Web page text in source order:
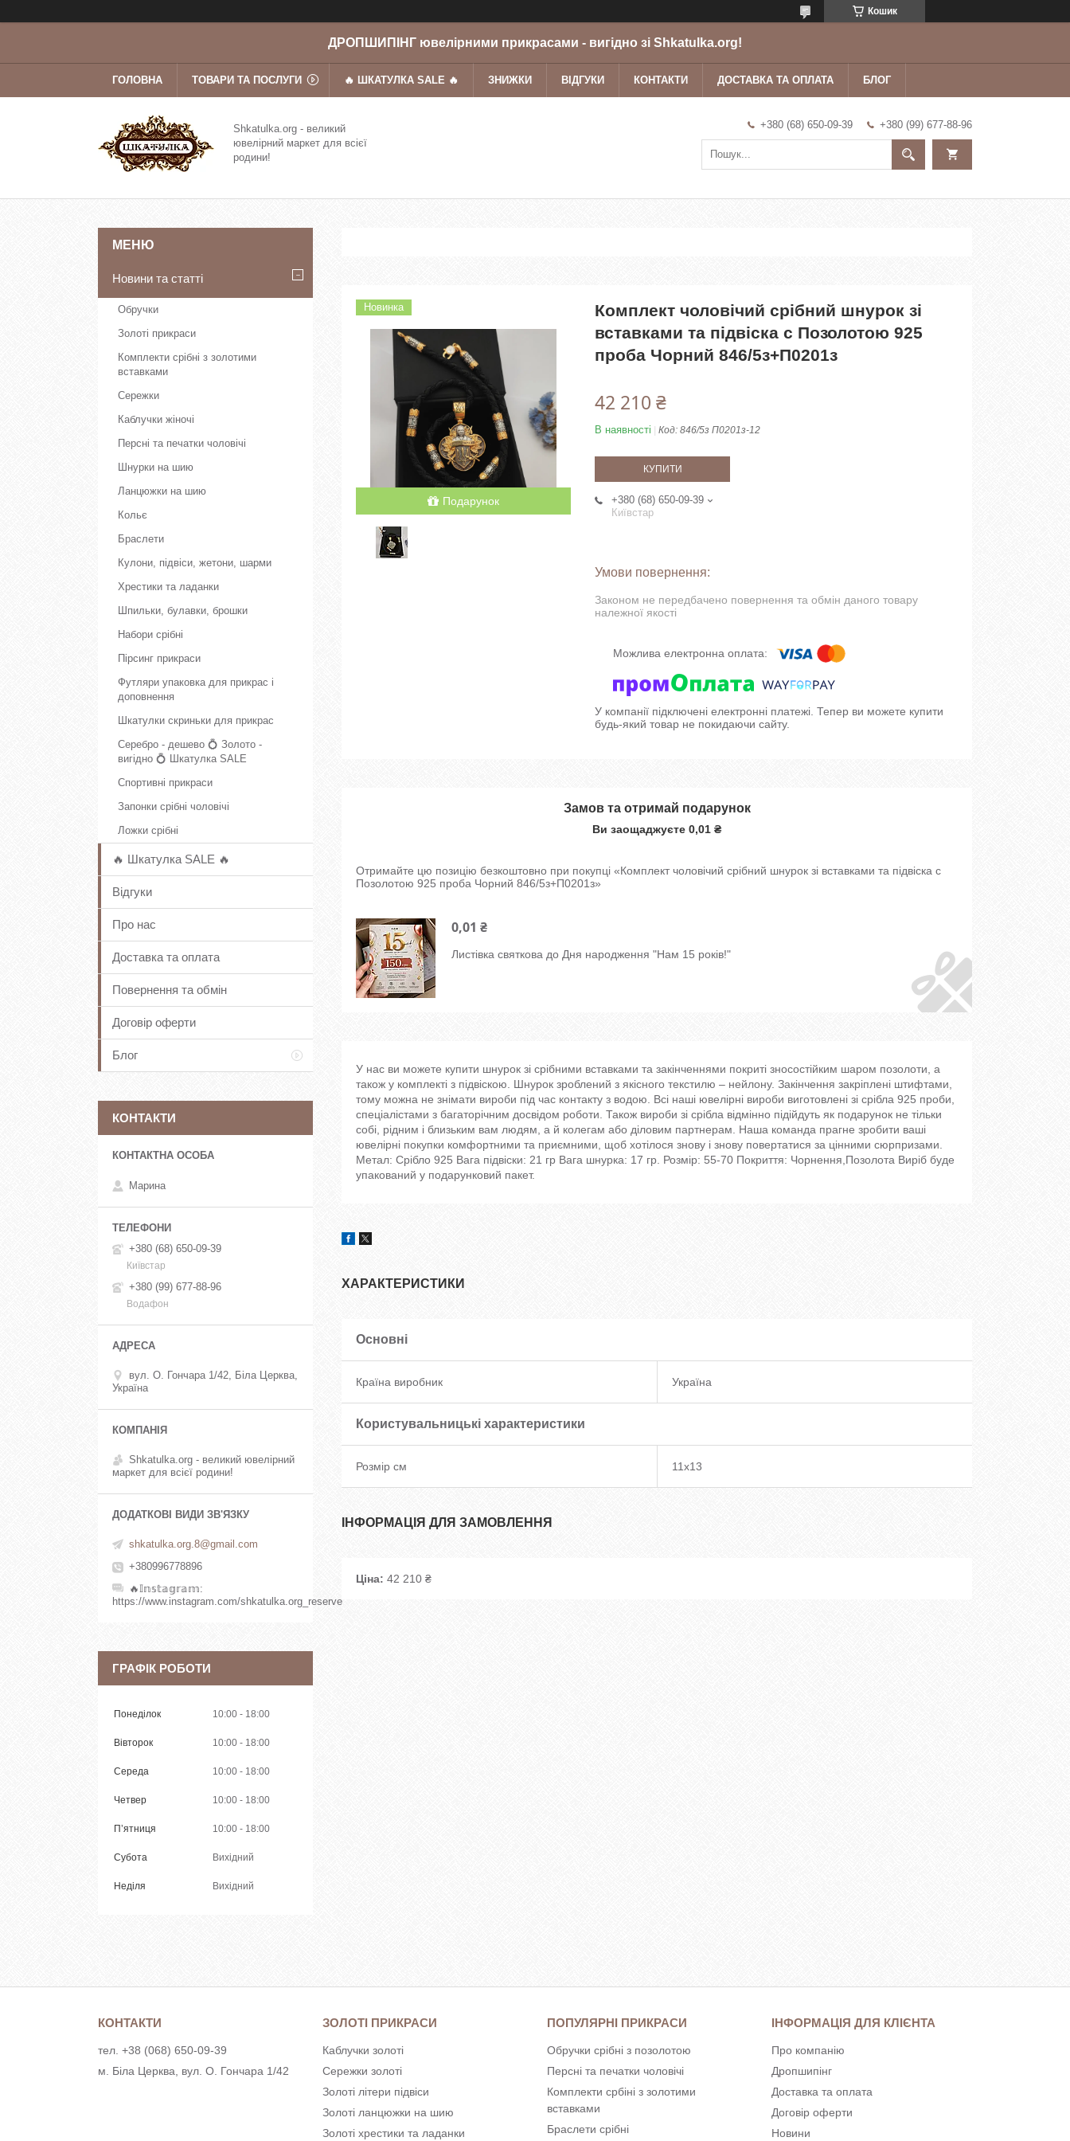
Кошик
ДРОПШИПІНГ ювелірними прикрасами - вигідно зі Shkatulka.org!
ГОЛОВНА ТОВАРИ ТА ПОСЛУГИ 🔥 ШКАТУЛКА SALE 🔥 ЗНИЖКИ ВІДГУКИ КОНТАКТИ ДОСТАВКА ТА ОПЛАТА БЛОГ
Shkatulka.org - великий
ювелірний маркет для всієї
родини!
+380 (68) 650-09-39 +380 (99) 677-88-96
Подарунок
Новинка
Комплект чоловічий срібний шнурок зі
вставками та підвіска c Позолотою 925
проба Чорний 846/5з+П0201з
42 210 ₴
В наявності Код: 846/5з П0201з-12
КУПИТИ
+380 (68) 650-09-39
Київстар
Законом не передбачено повернення та обмін даного товару
належної якості
У компанії підключені електронні платежі. Тепер ви можете купити
будь-який товар не покидаючи сайту.
Замов та отримай подарунок
Ви заощаджуєте 0,01 ₴
Отримайте цю позицію безкоштовно при покупці «Комплект чоловічий срібний шнурок зі вставками та підвіска c
Позолотою 925 проба Чорний 846/5з+П0201з»
0,01 ₴
Листівка святкова до Дня народження "Нам 15 років!"
У нас ви можете купити шнурок зі срібними вставками та закінченнями покриті зносостійким шаром позолоти, а
також у комплекті з підвіскою. Шнурок зроблений з якісного текстилю – нейлону. Закінчення закріплені штифтами,
тому можна не знімати вироби під час контакту з водою. Всі наші ювелірні вироби виготовлені зі срібла 925 проби,
спеціалістами з багаторічним досвідом роботи. Також вироби зі срібла відмінно підійдуть як подарунок не тільки
собі, рідним і близьким вам людям, а й колегам або діловим партнерам. Наша команда прагне зробити ваші
ювелірні покупки комфортними та приємними, щоб хотілося знову і знову повертатися за цінними сюрпризами.
Метал: Срібло 925 Вага підвіски: 21 гр Вага шнурка: 17 гр. Розмір: 55-70 Покриття: Чорнення,Позолота Виріб буде
упакований у подарунковий пакет.
ХАРАКТЕРИСТИКИ
Основні
Країна виробник Україна
Користувальницькі характеристики
Розмір см 11х13
ІНФОРМАЦІЯ ДЛЯ ЗАМОВЛЕННЯ
Ціна: 42 210 ₴
Новини та статті
Обручки
Золоті прикраси
Комплекти срібні з золотими
вставками
Сережки
Каблучки жіночі
Персні та печатки чоловічі
Шнурки на шию
Ланцюжки на шию
Кольє
Браслети
Кулони, підвіси, жетони, шарми
Хрестики та ладанки
Шпильки, булавки, брошки
Набори срібні
Пірсинг прикраси
Футляри упаковка для прикрас і
доповнення
Шкатулки скриньки для прикрас
Серебро - дешево 💍 Золото -
вигідно 💍 Шкатулка SALE
Спортивні прикраси
Запонки срібні чоловічі
Ложки срібні
🔥 Шкатулка SALE 🔥
Відгуки
Про нас
Доставка та оплата
Повернення та обмін
Договір оферти
Блог
КОНТАКТИ
Марина
+380 (68) 650-09-39
Київстар
+380 (99) 677-88-96
Водафон
вул. О. Гончара 1/42, Біла Церква,
Україна
Shkatulka.org - великий ювелірний
маркет для всієї родини!
shkatulka.org.8@gmail.com
+380996778896
🔥𝕀𝕟𝕤𝕥𝕒𝕘𝕣𝕒𝕞
https://www.instagram.com/shkatulka.org_reserve
ГРАФІК РОБОТИ
Понеділок 10:00 18:00
Вівторок 10:00 18:00
Середа 10:00 18:00
Четвер 10:00 18:00
Пʼятниця 10:00 18:00
Субота Вихідний
Неділя Вихідний
КОНТАКТИ
тел. +38 (068) 650-09-39
м. Біла Церква, вул. О. Гончара 1/42
ЗОЛОТІ ПРИКРАСИ
Каблучки золоті
Сережки золоті
Золоті літери підвіси
Золоті ланцюжки на шию
Золоті хрестики та ладанки
ПОПУЛЯРНІ ПРИКРАСИ
Обручки срібні з позолотою
Персні та печатки чоловічі
Комплекти србіні з золотими
вставками
Браслети срібні
ІНФОРМАЦІЯ ДЛЯ КЛІЄНТА
Про компанію
Дропшипінг
Доставка та оплата
Договір оферти
Новини